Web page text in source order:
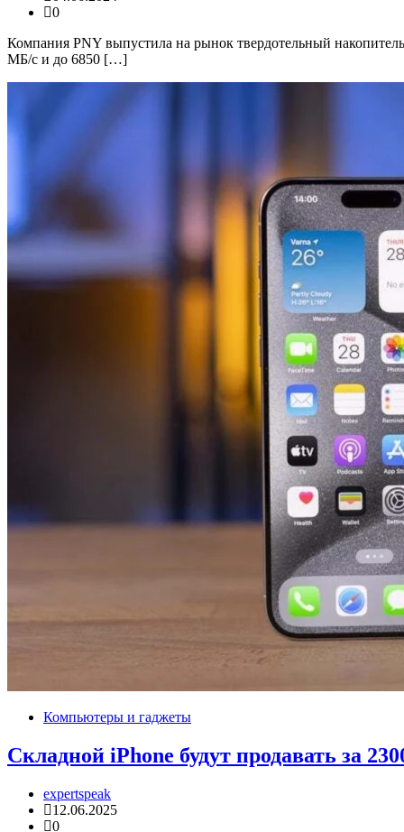
0
Компания PNY выпустила на рынок твердотельный
МБ/с и до 6850 […]
Компьютеры и гаджеты
Складной iPhone будут продавать за
expertspeak
12.06.2025
0